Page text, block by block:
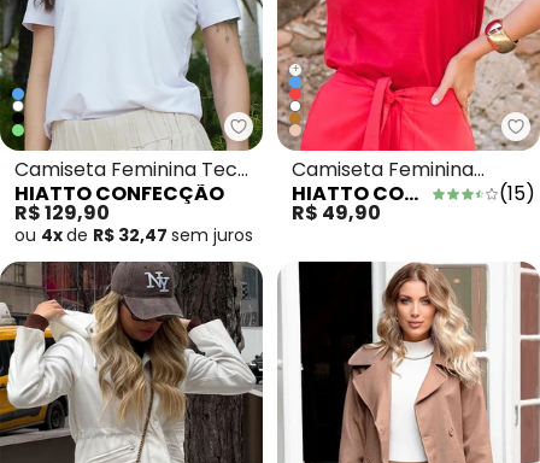
Hiatto Confecção - Camiseta
Camiseta Feminina Tech
Modal Branca
HIATTO CONFECÇÃO
R$ 129,90
ou 4xde R$ 32,47 sem juros
+
Camiseta Feminina
Manga Curta Branca
Vermelho
HIATTO CONFECÇÃO (15)
R$ 49,90